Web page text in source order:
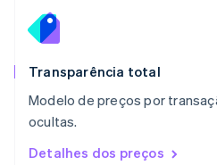
Transparência total
Modelo de preços por
ocultas.
Detalhes dos preços
Noruega
English
English
NederlandsEnglish
Polônia
English